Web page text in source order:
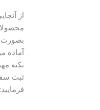
از آنجایی که اکثر
محصولات سایت
بصورت سفارشی
آماده میشود به دو
نکته مهم در هنگام
ثبت سفارش دقت